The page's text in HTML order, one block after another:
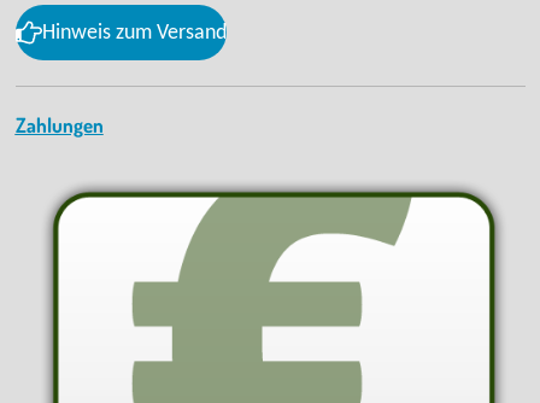
Hinweis zum Versand
Zahlungen